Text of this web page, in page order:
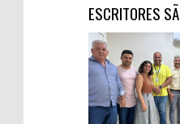
ESCRITORES